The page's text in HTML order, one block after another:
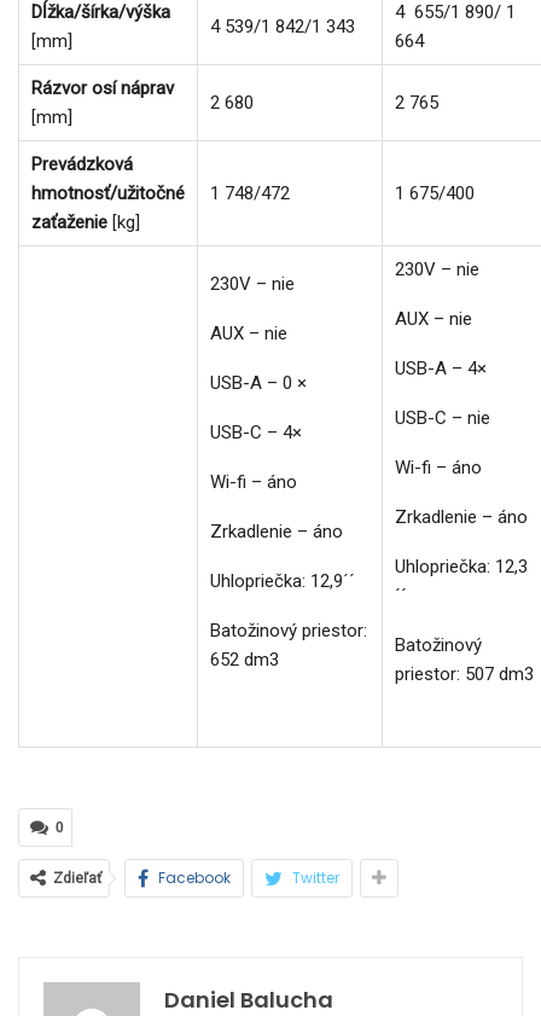
Dĺžka/šírka/výška
[mm]
4 539/1 842/1 343
4 655/1 890/ 1
664
Rázvor osí náprav
[mm]
2 680 2 765
Prevádzková
hmotnosť/užitočné
zaťaženie [kg]
1 748/472 1 675/400
230V – nie
AUX – nie
USB-A – 0 ×
USB-C – 4×
Wi-fi – áno
Zrkadlenie – áno
Uhlopriečka: 12,9´´
Batožinový priestor:
652 dm3
230V – nie
AUX – nie
USB-A – 4×
USB-C – nie
Wi-fi – áno
Zrkadlenie – áno
Uhlopriečka: 12,3
´´
Batožinový
priestor: 507 dm3
0
Zdieľať Facebook Twitter
Daniel Balucha